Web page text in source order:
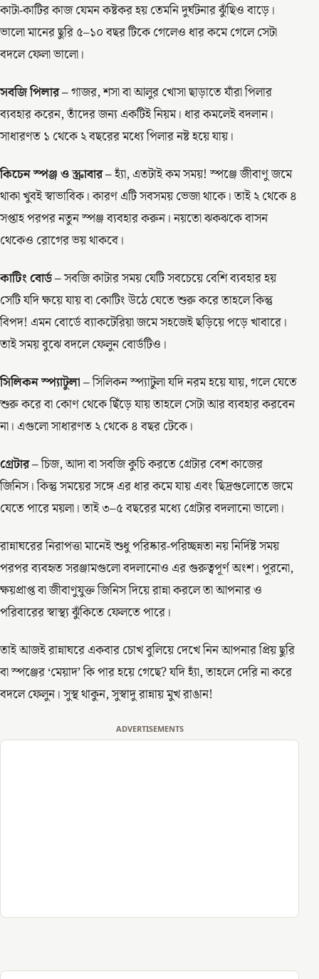
কাটা-কাটির কাজ যেমন কষ্টকর হয় তেমনি দুর্ঘটনার ঝুঁছিও বাড়ে।
ভালো মানের ছুরি ৫–১০ বছর টিকে গেলেও ধার কমে গেলে সেটা
বদলে ফেলা ভালো।
সবজি পিলার –গাজর, শসা বা আলুর খোসা ছাড়াতে যাঁরা পিলার
ব্যবহার করেন, তাঁদের জন্য একটিই নিয়ম। ধার কমলেই বদলান।
সাধারণত ১ থেকে ২ বছরের মধ্যে পিলার নষ্ট হয়ে যায়।
কিচেন স্পঞ্জ ও স্ক্রাবার –হ্যাঁ, এতটাই কম সময়! স্পঞ্জে জীবাণু জমে
থাকা খুবই স্বাভাবিক। কারণ এটি সবসময় ভেজা থাকে। তাই ২ থেকে ৪
সপ্তাহ পরপর নতুন স্পঞ্জ ব্যবহার করুন। নয়তো ঝকঝকে বাসন
থেকেও রোগের ভয় থাকবে।
কাটিং বোর্ড –সবজি কাটার সময় যেটি সবচেয়ে বেশি ব্যবহার হয়
সেটি যদি ক্ষয়ে যায় বা কোটিং উঠে যেতে শুরু করে তাহলে কিন্তু
বিপদ! এমন বোর্ডে ব্যাকটেরিয়া জমে সহজেই ছড়িয়ে পড়ে খাবারে।
তাই সময় বুঝে বদলে ফেলুন বোর্ডটিও।
সিলিকন স্প্যাটুলা –সিলিকন স্প্যাটুলা যদি নরম হয়ে যায়, গলে যেতে
শুরু করে বা কোণ থেকে ছিঁড়ে যায় তাহলে সেটা আর ব্যবহার করবেন
না। এগুলো সাধারণত ২ থেকে ৪ বছর টেকে।
গ্রেটার –চিজ, আদা বা সবজি কুচি করতে গ্রেটার বেশ কাজের
জিনিস। কিন্তু সময়ের সঙ্গে এর ধার কমে যায় এবং ছিদ্রগুলোতে জমে
যেতে পারে ময়লা। তাই ৩–৫ বছরের মধ্যে গ্রেটার বদলানো ভালো।
রান্নাঘরের নিরাপত্তা মানেই শুধু পরিষ্কার-পরিচ্ছন্নতা নয় নির্দিষ্ট সময়
পরপর ব্যবহৃত সরঞ্জামগুলো বদলানোও এর গুরুত্বপূর্ণ অংশ। পুরনো,
ক্ষয়প্রাপ্ত বা জীবাণুযুক্ত জিনিস দিয়ে রান্না করলে তা আপনার ও
পরিবারের স্বাস্থ্য ঝুঁকিতে ফেলতে পারে।
তাই আজই রান্নাঘরে একবার চোখ বুলিয়ে দেখে নিন আপনার প্রিয় ছুরি
বা স্পঞ্জের ‘মেয়াদ’ কি পার হয়ে গেছে? যদি হ্যাঁ, তাহলে দেরি না করে
বদলে ফেলুন। সুস্থ থাকুন, সুস্বাদু রান্নায় মুখ রাঙান!
ADVERTISEMENTS